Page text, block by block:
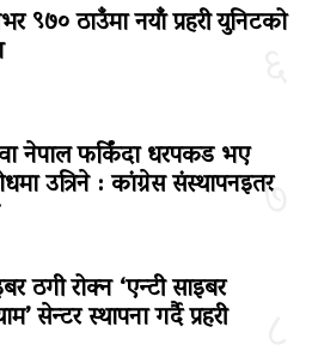
९७० ठाउँमा नयाँ प्रहरी युनिटको
७
नेपाल फर्किंदा धरपकड भए
उत्रिने : कांग्रेस संस्थापनइतर
ठगी रोक्न ‘एन्टी साइबर
सेन्टर स्थापना गर्दै प्रहरी